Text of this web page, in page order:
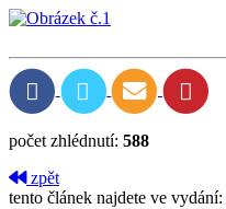
počet zhlédnutí: 588
zpět
tento článek najdete ve vydání: